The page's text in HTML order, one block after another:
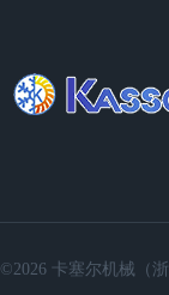
©2026 卡塞尔机械（